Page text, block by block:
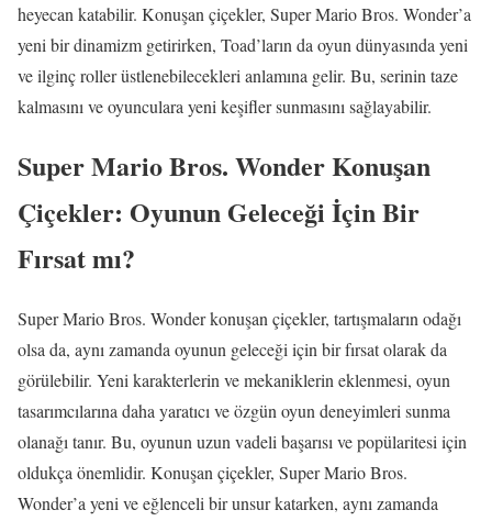
heyecan katabilir. Konuşan çiçekler, Super Mario Bros. Wonder’a
yeni bir dinamizm getirirken, Toad’ların da oyun dünyasında yeni
ve ilginç roller üstlenebilecekleri anlamına gelir. Bu, serinin taze
kalmasını ve oyunculara yeni keşifler sunmasını sağlayabilir.
Super Mario Bros. Wonder Konuşan
Çiçekler: Oyunun Geleceği İçin Bir
Fırsat mı?
Super Mario Bros. Wonder konuşan çiçekler, tartışmaların odağı
olsa da, aynı zamanda oyunun geleceği için bir fırsat olarak da
görülebilir. Yeni karakterlerin ve mekaniklerin eklenmesi, oyun
tasarımcılarına daha yaratıcı ve özgün oyun deneyimleri sunma
olanağı tanır. Bu, oyunun uzun vadeli başarısı ve popülaritesi için
oldukça önemlidir. Konuşan çiçekler, Super Mario Bros.
Wonder’a yeni ve eğlenceli bir unsur katarken, aynı zamanda